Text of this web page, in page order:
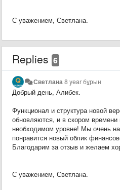
С уважением, Светлана.
Replies 6
Светлана 8 year бұрын
Добрый день, Алибек.
Функционал и структура новой
обновляются, и в скором времени
необходимом уровне! Мы очень
понравится новый облик
Благодарим за отзыв и желаем
С уважением, Светлана.